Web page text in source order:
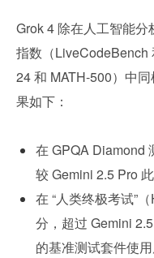
Grok 4 除在人工智能
指数（LiveCodeBench
24 和 MATH-500）中
果如下：
在 GPQA Diamond
较 Gemini 2.5 Pro
在 “人类终极考试”
分，超过 Gemini
的基准测试套件使